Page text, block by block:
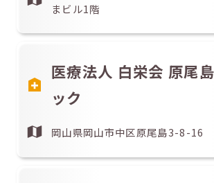
まビル1階
医療法人 白栄会 原尾
ック
岡山県岡山市中区原尾島3-8-16